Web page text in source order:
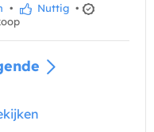
• Nuttig •